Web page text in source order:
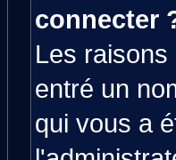
connecter
Les
entré un
qui vous a